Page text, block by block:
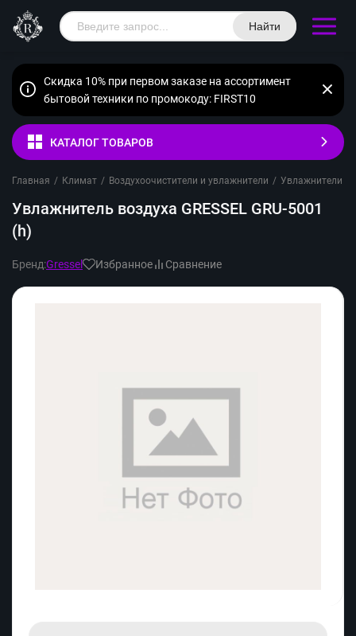
Найти
Скидка 10% при первом заказе на ассортимент
бытовой техники по промокоду: FIRST10
КАТАЛОГ ТОВАРОВ
Главная / Климат / Воздухоочистители и увлажнители / Увлажнители
Увлажнитель воздуха GRESSEL GRU-5001
(h)
Бренд:Gressel Избранное Сравнение